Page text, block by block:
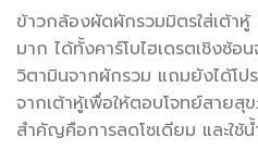
ข้าวกล้องผัดผักรวมมิตรใส่เต้า
มาก ได้ทั้งคาร์โบไฮเดรตเชิงซ้อ
วิตามินจากผักรวม แถมยังได้โ
จากเต้าหู้เพื่อให้ตอบโจทย์สาย
สำคัญคือการลดโซเดียม และใช้